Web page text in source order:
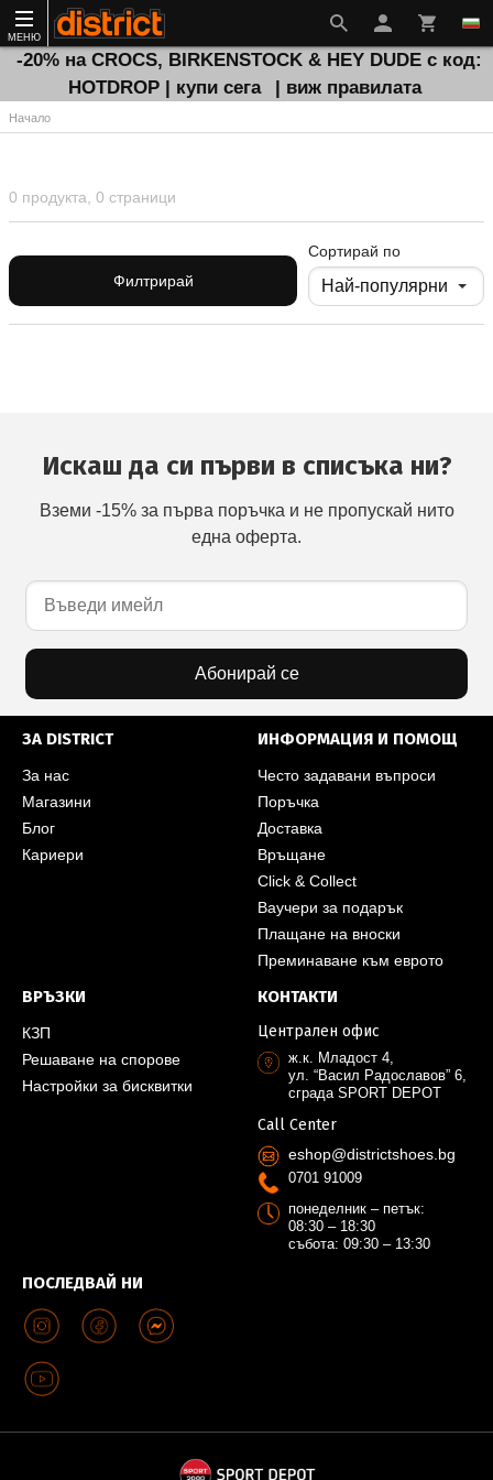
МЕНЮ
-20% на CROCS, BIRKENSTOCK & HEY DUDE с код:
HOTDROP | купи сега
| виж правилата
Начало
0 продукта, 0 страници
Филтрирай
Сортирай по
Искаш да си първи в списъка ни?
Вземи -15% за първа поръчка и не пропускай нито
една оферта.
Абонирай се
ЗА DISTRICT
За нас
Магазини
Блог
Кариери
ИНФОРМАЦИЯ И ПОМОЩ
Често задавани въпроси
Поръчка
Доставка
Връщане
Click & Collect
Ваучери за подарък
Плащане на вноски
Преминаване към еврото
ВРЪЗКИ
КЗП
Решаване на спорове
Настройки за бисквитки
ПОСЛЕДВАЙ НИ
КОНТАКТИ
Централен офис
ж.к. Младост 4,
ул. “Васил Радославов” 6,
сграда SPORT DEPOT
Call Center
eshop@districtshoes.bg
0701 91009
понеделник – петък:
08:30 – 18:30
събота: 09:30 – 13:30